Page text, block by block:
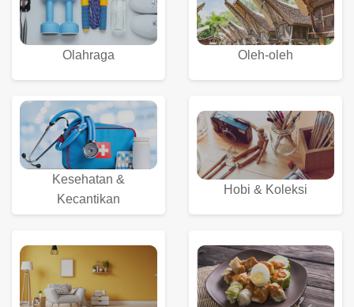
Olahraga Oleh-oleh
Kesehatan &
Kecantikan
Hobi & Koleksi